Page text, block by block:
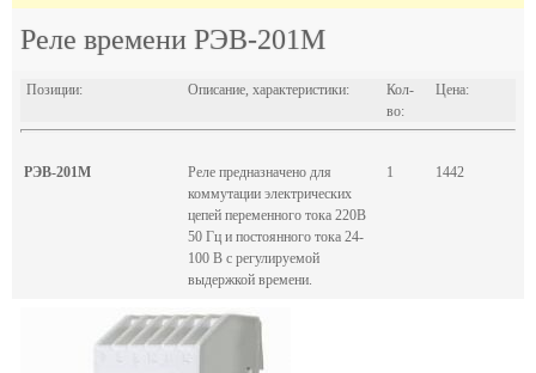
Реле времени РЭВ-201М
Позиции: Описание, характеристики:
Кол-
во:
Цена:
РЭВ-201М
Реле предназначено для
коммутации электрических
цепей переменного тока 220В
50 Гц и постоянного тока 24-
100 В с регулируемой
выдержкой времени.
1 1442